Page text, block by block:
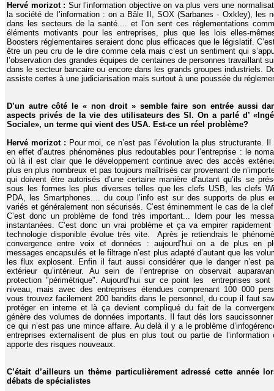
Hervé morizot : Sur l’information objective on va plus vers une
la société de l’information : on a Bâle II, SOX (Sarbanes - Oxkley), les
dans les secteurs de la santé.... et l’on sent ces réglementations
éléments motivants pour les entreprises, plus que les lois elles-
Boosters réglementaires seraient donc plus efficaces que le législatif.
être un peu cru de le dire comme cela mais c’est un sentiment qui
l’observation des grandes équipes de centaines de personnes travaillant
dans le secteur bancaire ou encore dans les grands groupes industriels.
assiste certes à une judiciarisation mais surtout à une poussée du
D’un autre côté le « non droit » semble faire son entrée aussi
aspects privés de la vie des utilisateurs des SI. On a parlé d’
Sociale», un terme qui vient des USA. Est-ce un réel problème?
Hervé morizot : Pour moi, ce n’est pas l’évolution la plus structurante. Il
en effet d’autres phénomènes plus redoutables pour l’entreprise : le
où là il est clair que le développement continue avec des accès
plus en plus nombreux et pas toujours maîtrisés car provenant de
qui doivent être autorisés d’une certaine manière d’autant qu’ils se
sous les formes les plus diverses telles que les clefs USB, les clefs
PDA, les Smartphones.... du coup l’info est sur des supports de plus
variés et généralement non sécurisés. C’est éminemment le cas de la
C’est donc un problème de fond très important... Idem pour les
instantanées. C’est donc un vrai problème et ça va empirer
technologie disponible évolue très vite. Après je retiendrais le
convergence entre voix et données : aujourd’hui on a de plus en
messages encapsulés et le filtrage n’est plus adapté d’autant que les
les flux explosent. Enfin il faut aussi considérer que le danger n’est
extérieur qu’intérieur. Au sein de l’entreprise on observait
protection "périmétrique". Aujourd’hui sur ce point les entreprises sont
niveau, mais avec des entreprises étendues comprenant 100 000
vous trouvez facilement 200 bandits dans le personnel, du coup il faut
protéger en interne et là ça devient compliqué du fait de la
génère des volumes de données importants. Il faut dés lors
ce qui n’est pas une mince affaire. Au delà il y a le problème
entreprises externalisent de plus en plus tout ou partie de l’information
apporte des risques nouveaux.
C’était d’ailleurs un thème particulièrement adressé cette année
débats de spécialistes